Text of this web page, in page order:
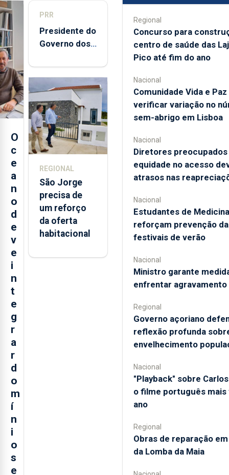
O
c
e
a
n
o
d
e
v
e
i
n
t
e
g
r
a
r
d
o
m
í
n
i
o
s
e
PRR
Presidente do
Governo dos
destaca
execução e
modernização
da saúde
REGIONAL
São Jorge
precisa de
um reforço
da oferta
habitacional
Regional
Concurso para
centro de saúde das
Pico até fim do ano
Nacional
Comunidade Vida e
verificar variação no
sem-abrigo em Lisboa
Nacional
Diretores
equidade no acesso
atrasos nas
Nacional
Estudantes de Medicina
reforçam prevenção
festivais de verão
Nacional
Ministro garante
enfrentar
Regional
Governo açoriano
reflexão profunda
envelhecimento
Nacional
"Playback" sobre
o filme português mais
ano
Regional
Obras de reparação
da Lomba da Maia